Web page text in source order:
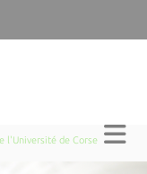
l'Université de Corse